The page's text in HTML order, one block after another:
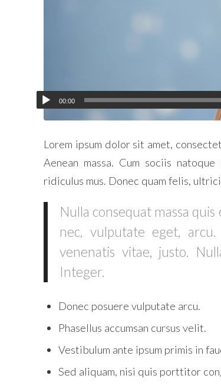
00:00
Lorem ipsum dolor sit amet,
Aenean massa. Cum sociis
ridiculus mus. Donec quam felis,
Nulla consequat massa
nec, vulputate eget,
venenatis vitae, justo.
Integer.
Donec posuere vulputate arcu.
Phasellus accumsan cursus velit.
Vestibulum ante ipsum primis in
Sed aliquam, nisi quis porttitor